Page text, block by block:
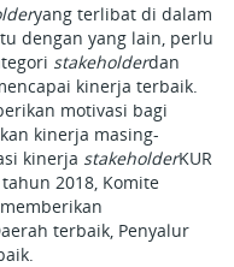
yang terlibat di dalam
dengan yang lain, perlu
stakeholderdan
kinerja terbaik.
motivasi bagi
kinerja masing-
kinerja stakeholderKUR
2018, Komite
terbaik, Penyalur